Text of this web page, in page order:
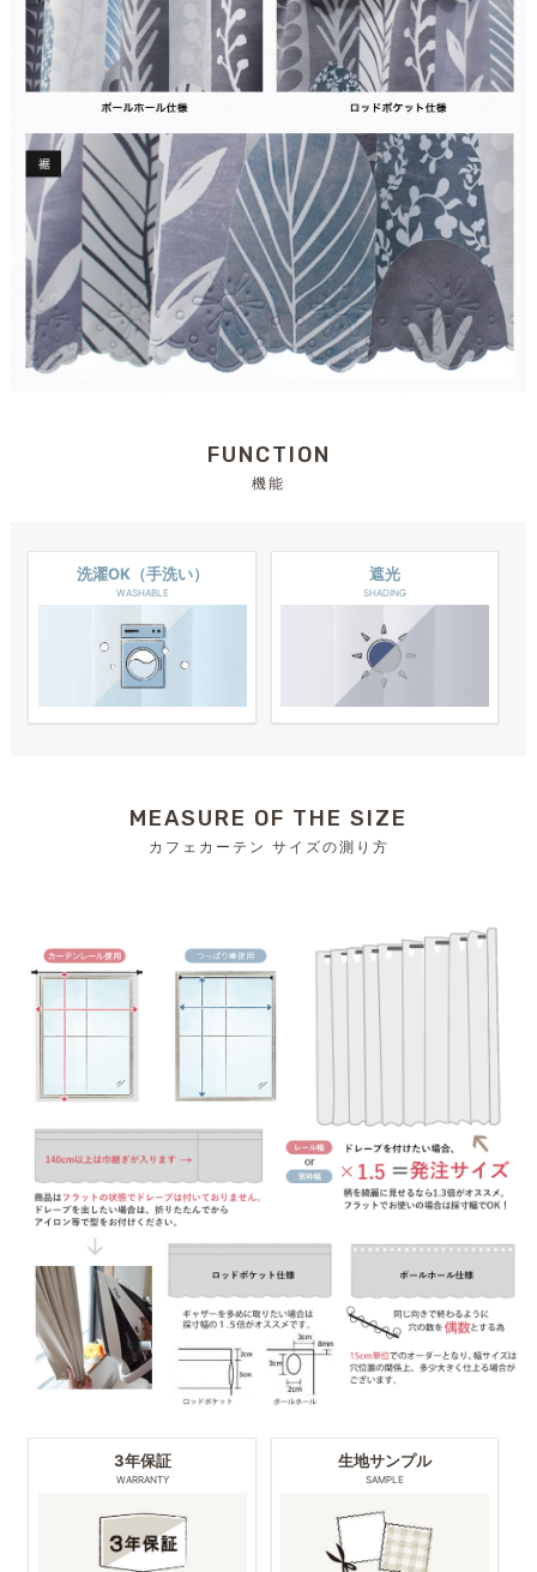
FUNCTION
機能
洗濯OK（手洗い）
WASHABLE
遮光
SHADING
MEASURE OF THE SIZE
カフェカーテン サイズの測り方
3年保証
WARRANTY
生地サンプル
SAMPLE